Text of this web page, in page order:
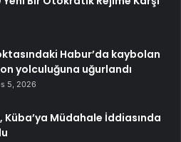
Habur’da kaybolan
yolculuğuna uğurlandı
5, 2026
Küba’ya Müdahale İddiasında